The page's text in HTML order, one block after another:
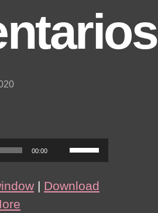
00:00
U
s
e
| Download